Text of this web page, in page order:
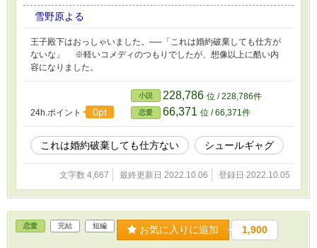
雪野原よる
王子殿下はおっしゃいました。──「これは婚約破棄しても仕方が
ないな」 ※軽いコメディのつもりでしたが、想像以上に酷い内
容になりました。
24h.ポイント 0pt
小説 228,786 位 / 228,786件
恋愛 66,371 位 / 66,371件
これは婚約破棄しても仕方ない シュールギャグ
文字数 4,667 最終更新日 2022.10.06 登録日 2022.10.05
恋愛 完結 短編 お気に入りに追加 1,900